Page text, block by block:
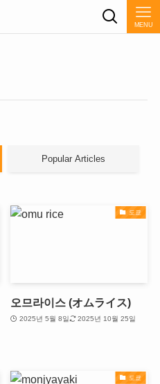
MENU
Popular Articles
도쿄
오므라이스 (オムライス)
2025년 5월 8일 2025년 10월 25일
도쿄